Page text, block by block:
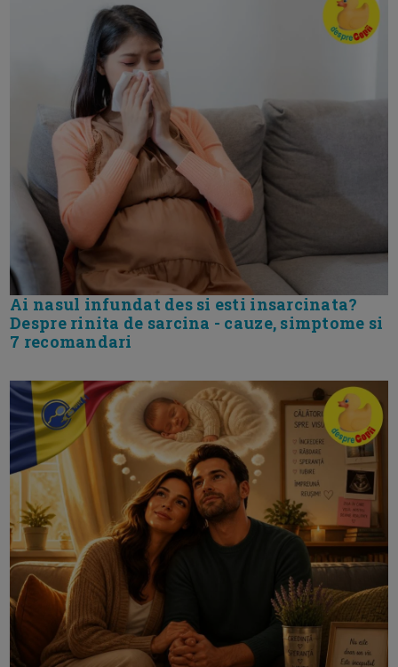
Ai nasul infundat des si esti insarcinata?
Despre rinita de sarcina - cauze, simptome si
7 recomandari